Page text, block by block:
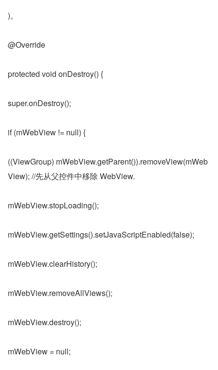
)。
@Override
protected void onDestroy() {
super.onDestroy();
if (mWebView != null) {
((ViewGroup) mWebView.getParent()).removeView(mWeb
View); //先从父控件中移除 WebView.
mWebView.stopLoading();
mWebView.getSettings().setJavaScriptEnabled(false);
mWebView.clearHistory();
mWebView.removeAllViews();
mWebView.destroy();
mWebView = null;